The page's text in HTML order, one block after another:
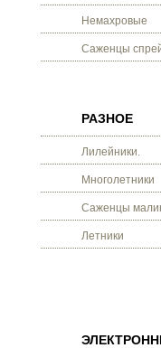
Немахровые
Саженцы
РАЗНОЕ
Лилейники.
Многолетники
Саженцы
Летники